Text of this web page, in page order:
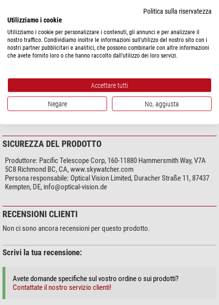
Generale
Tipo
Cavo
Tecnica di fabbricazione
Cavo dati
Larghezza (mm)
-
Altezza (mm)
-
Peso (g)
Colore
nero
SICUREZZA DEL PRODOTTO
Produttore: Pacific Telescope Corp, 160-11880 Hammersmith Way, V7A
5C8 Richmond BC, CA, www.skywatcher.com
Persona responsabile: Optical Vision Limited, Duracher Straße 11, 87437
Kempten, DE, info@optical-vision.de
RECENSIONI CLIENTI
Non ci sono ancora recensioni per questo prodotto.
Scrivi la tua recensione:
Avete domande specifiche sul vostro ordine o sui prodotti?
Contattate il nostro servizio clienti!
Politica sulla riservatezza
Utilizziamo i cookie
Utilizziamo i cookie per personalizzare i contenuti, gli annunci e per analizzare il
nostro traffico. Condividiamo inoltre le informazioni sull'utilizzo del nostro sito con i
nostri partner pubblicitari e analitici, che possono combinarle con altre informazioni
che avete fornito loro o che hanno raccolto dall'utilizzo dei loro servizi.
Accettare tutti
Negare No, aggiusta